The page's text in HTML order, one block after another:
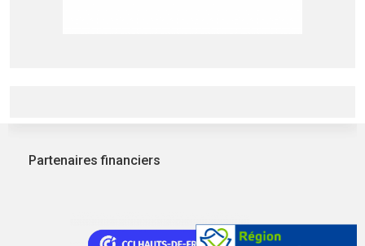
Partenaires financiers